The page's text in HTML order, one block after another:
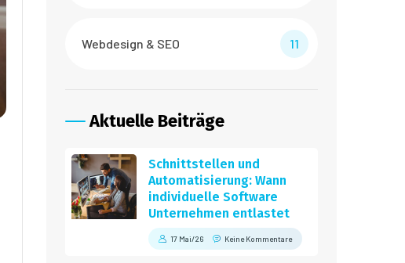
Webdesign & SEO 11
Aktuelle Beiträge
Schnittstellen und
Automatisierung: Wann
individuelle Software
Unternehmen entlastet
17 Mai/26 Keine Kommentare